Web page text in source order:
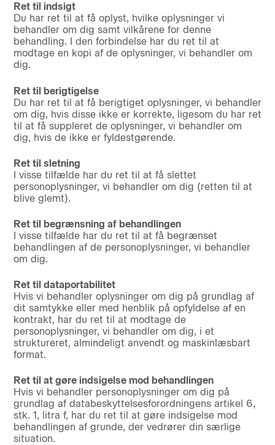
Ret til indsigt
Du har ret til at få oplyst, hvilke oplysninger vi
behandler om dig samt vilkårene for denne
behandling. I den forbindelse har du ret til at
modtage en kopi af de oplysninger, vi behandler om
dig.
Ret til berigtigelse
Du har ret til at få berigtiget oplysninger, vi behandler
om dig, hvis disse ikke er korrekte, ligesom du har ret
til at få suppleret de oplysninger, vi behandler om
dig, hvis de ikke er fyldestgørende.
Ret til sletning
I visse tilfælde har du ret til at få slettet
personoplysninger, vi behandler om dig (retten til at
blive glemt).
Ret til begrænsning af behandlingen
I visse tilfælde har du ret til at få begrænset
behandlingen af de personoplysninger, vi behandler
om dig.
Ret til dataportabilitet
Hvis vi behandler oplysninger om dig på grundlag af
dit samtykke eller med henblik på opfyldelse af en
kontrakt, har du ret til at modtage de
personoplysninger, vi behandler om dig, i et
struktureret, almindeligt anvendt og maskinlæsbart
format.
Ret til at gøre indsigelse mod behandlingen
Hvis vi behandler personoplysninger om dig på
grundlag af databeskyttelsesforordningens artikel 6,
stk. 1, litra f, har du ret til at gøre indsigelse mod
behandlingen af grunde, der vedrører din særlige
situation.